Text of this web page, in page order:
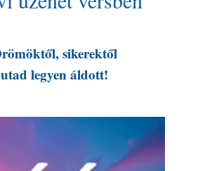
sikerektől
utad legyen áldott!